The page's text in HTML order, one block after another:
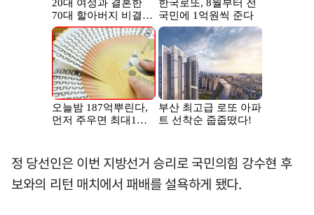
정 당선인은 이번 지방선거 승리로 국민의힘 강수현 후
보와의 리턴 매치에서 패배를 설욕하게 됐다.